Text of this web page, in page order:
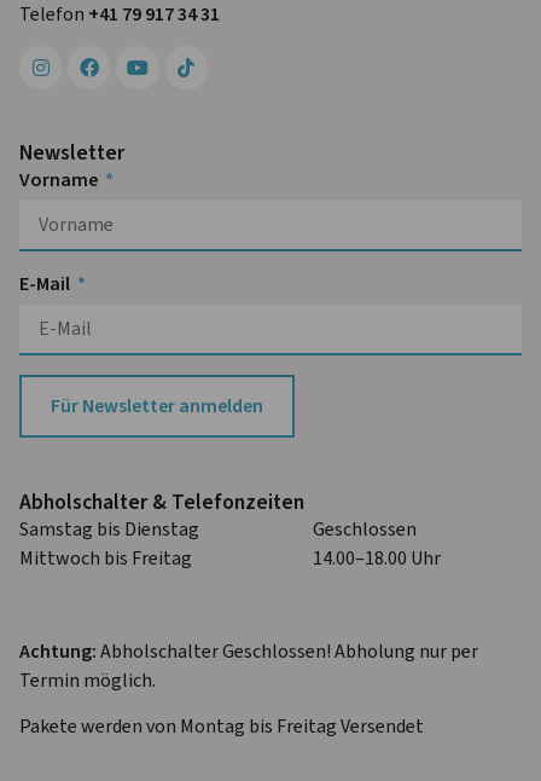
Telefon +41 79 917 34 31
Newsletter
Vorname
E-Mail
Für Newsletter anmelden
Abhol­schalter & Telefon­zeiten
Samstag bis Dienstag
Geschlossen
Mittwoch bis Freitag
14.00–18.00 Uhr
Achtung:Abholschalter Geschlossen! Abholung nur per
Termin möglich.
Pakete werden von Montag bis Freitag Versendet